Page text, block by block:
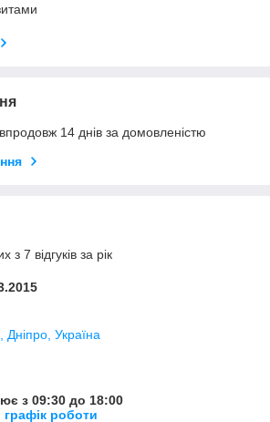
14 днів за домовленістю
з 7 відгуків за рік
Україна
з 09:30 до 18:00
роботи